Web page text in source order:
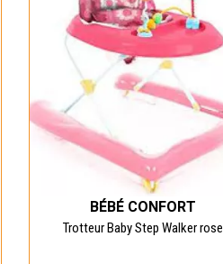
BÉBÉ CONFORT
Trotteur Baby Step Walker rose